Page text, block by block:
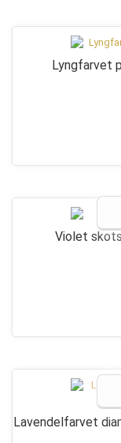
Lyngfarvet
Violet
Lavendelfarvet